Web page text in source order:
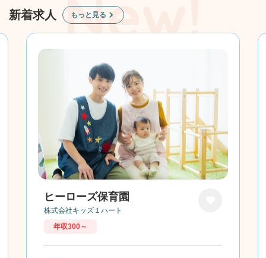
新着求人 もっと見る
ヒーローズ保育園
株式会社キッズ１ハート
年収300～